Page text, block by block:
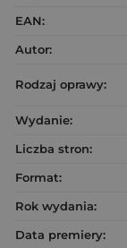
EAN:
Autor:
Rodzaj oprawy:
Wydanie:
Liczba stron:
Format:
Rok wydania:
Data premiery: